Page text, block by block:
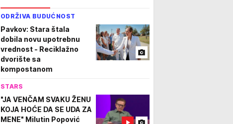
ODRŽIVA BUDUĆNOST
Pavkov: Stara štala
dobila novu upotrebnu
vrednost - Reciklažno
dvorište sa
kompostanom
STARS
"JA VENČAM SVAKU ŽENU
KOJA HOĆE DA SE UDA ZA
MENE" Milutin Popović